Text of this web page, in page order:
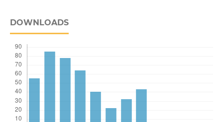
DOWNLOADS